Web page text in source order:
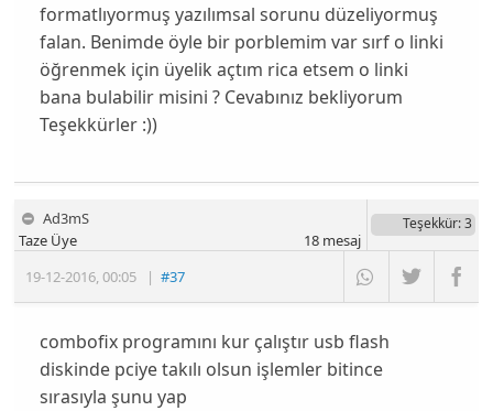
formatlıyormuş yazılımsal sorunu düzeliyormuş
falan. Benimde öyle bir porblemim var sırf o linki
öğrenmek için üyelik açtım rica etsem o linki
bana bulabilir misini ? Cevabınız bekliyorum
Teşekkürler :))
Ad3mS
19-12-2016,00:05 |#37
Taze Üye
Teşekkür: 3
18mesaj
combofix programını kur çalıştır usb flash
diskinde pciye takılı olsun işlemler bitince
sırasıyla şunu yap